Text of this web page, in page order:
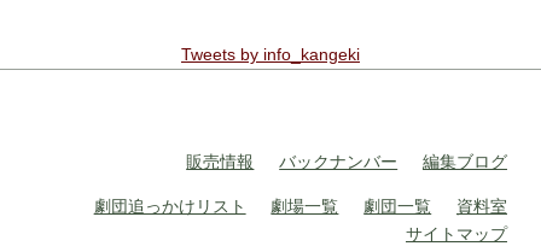
Tweets by info_kangeki
販売情報 バックナンバー 編集ブログ
劇団追っかけリスト 劇場一覧 劇団一覧
資料室
サイトマップ